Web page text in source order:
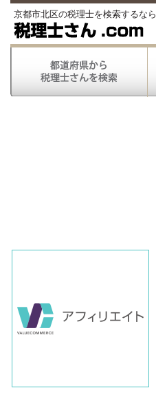
京都市北区の税理士を検索するなら